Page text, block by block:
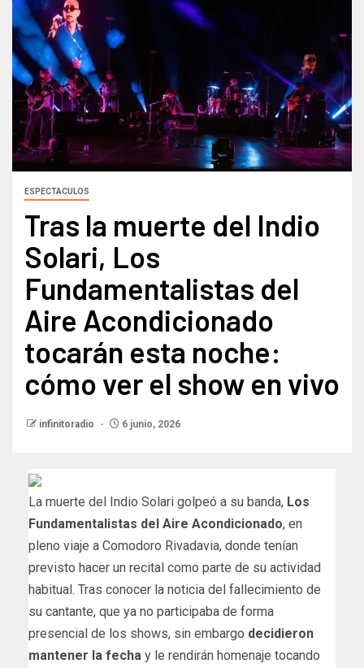
ESPECTACULOS
Tras la muerte del Indio
Solari, Los
Fundamentalistas del
Aire Acondicionado
tocarán esta noche:
cómo ver el show en vivo
infinitoradio 6 junio, 2026
La muerte del Indio Solari golpeó a su banda, Los
Fundamentalistas del Aire Acondicionado, en
pleno viaje a Comodoro Rivadavia, donde tenían
previsto hacer un recital como parte de su actividad
habitual. Tras conocer la noticia del fallecimiento de
su cantante, que ya no participaba de forma
presencial de los shows, sin embargo decidieron
mantener la fecha y le rendirán homenaje tocando